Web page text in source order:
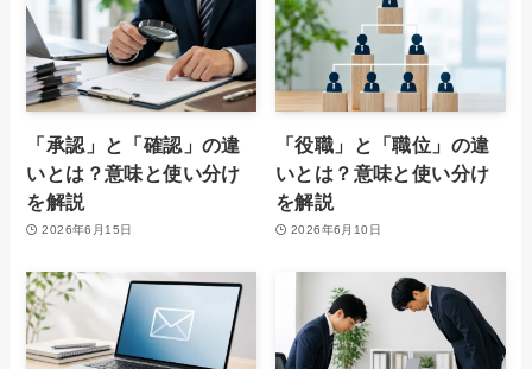
「承認」と「確認」の違
いとは？意味と使い分け
を解説
2026年6月15日
「役職」と「職位」の違
いとは？意味と使い分け
を解説
2026年6月10日